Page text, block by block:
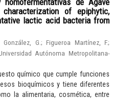
of epiphytic,
lactic acid bacteria from
G. ;Figueroa Martínez, F.;
Autónoma Metropolitana-
químico que cumple funciones
bioquímicos y tiene diferentes
la alimentaria, cosmética, entre